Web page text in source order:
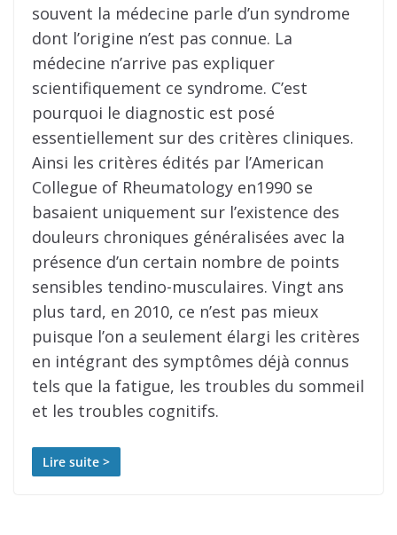
souvent la médecine parle d’un syndrome
dont l’origine n’est pas connue. La
médecine n’arrive pas expliquer
scientifiquement ce syndrome. C’est
pourquoi le diagnostic est posé
essentiellement sur des critères cliniques.
Ainsi les critères édités par l’American
Collegue of Rheumatology en1990 se
basaient uniquement sur l’existence des
douleurs chroniques généralisées avec la
présence d’un certain nombre de points
sensibles tendino-musculaires. Vingt ans
plus tard, en 2010, ce n’est pas mieux
puisque l’on a seulement élargi les critères
en intégrant des symptômes déjà connus
tels que la fatigue, les troubles du sommeil
et les troubles cognitifs.
Lire suite >